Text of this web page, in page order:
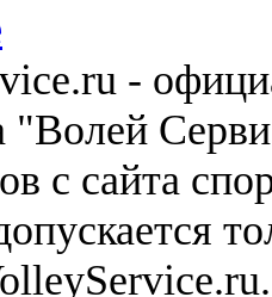
-
"Волей
с сайта